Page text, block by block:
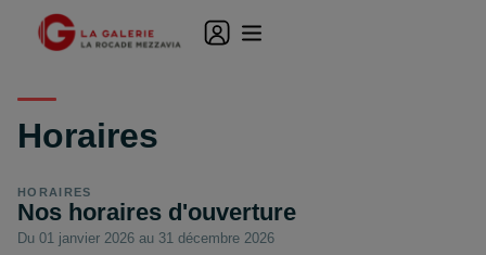
Horaires
HORAIRES
Nos horaires d'ouverture
Du 01 janvier 2026 au 31 décembre 2026